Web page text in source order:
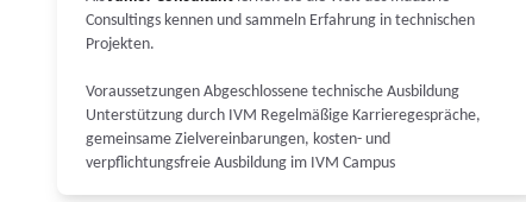
Consultings kennen und sammeln Erfahrung in technischen
Projekten.
Voraussetzungen Abgeschlossene technische Ausbildung
Unterstützung durch IVM Regelmäßige Karrieregespräche,
gemeinsame Zielvereinbarungen, kosten- und
verpflichtungsfreie Ausbildung im IVM Campus